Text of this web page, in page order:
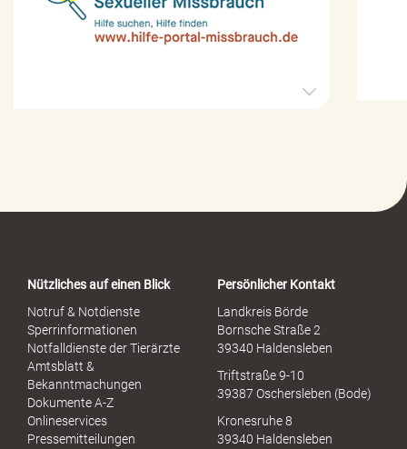
o
x
Nützliches auf einen Blick
Notruf & Notdienste
Sperrinformationen
Notfalldienste der Tierärzte
Amtsblatt &
Bekanntmachungen
Dokumente A-Z
Onlineservices
Pressemitteilungen
Persönlicher Kontakt
Landkreis Börde
Bornsche Straße 2
39340 Haldensleben
Triftstraße 9-10
39387 Oschersleben (Bode)
Kronesruhe 8
39340 Haldensleben